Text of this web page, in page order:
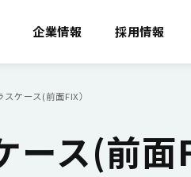
企業情報 採用情報
スケース(前面FIX）
ース(前面